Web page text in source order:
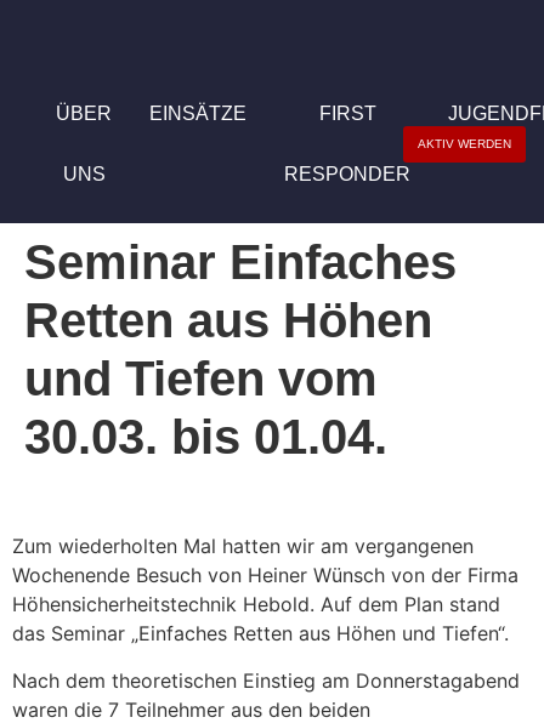
ÜBER
UNS
EINSÄTZE FIRST
RESPONDER
AKTIV WERDEN
Seminar Einfaches
Retten aus Höhen
und Tiefen vom
30.03. bis 01.04.
Zum wiederholten Mal hatten wir am vergangenen
Wochenende Besuch von Heiner Wünsch von der Firma
Höhensicherheitstechnik Hebold. Auf dem Plan stand
das Seminar „Einfaches Retten aus Höhen und Tiefen“.
Nach dem theoretischen Einstieg am Donnerstagabend
waren die 7 Teilnehmer aus den beiden